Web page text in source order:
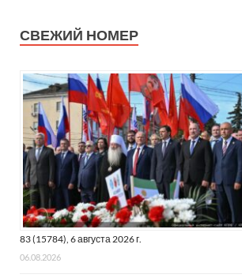
СВЕЖИЙ НОМЕР
83 (15784), 6 августа 2026 г.
06.08.2026